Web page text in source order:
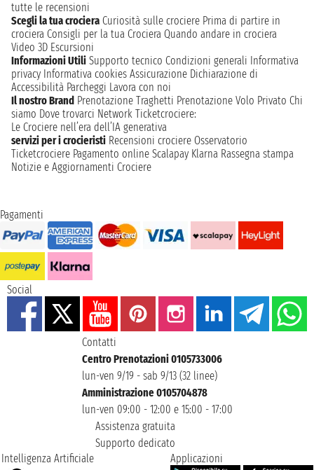
tutte le recensioni
Scegli la tua crociera Curiosità sulle crociere Prima di partire in
crociera Consigli per la tua Crociera Quando andare in crociera
Video 3D Escursioni
Informazioni Utili Supporto tecnico Condizioni generali Informativa
privacy Informativa cookies Assicurazione Dichiarazione di
Accessibilità Parcheggi Lavora con noi
Il nostro Brand Prenotazione Traghetti Prenotazione Volo Privato Chi
siamo Dove trovarci Network Ticketcrociere:
Le Crociere nell’era dell’IA generativa
servizi per i crocieristi Recensioni crociere Osservatorio
Ticketcrociere Pagamento online Scalapay Klarna Rassegna stampa
Notizie e Aggiornamenti Crociere
Pagamenti
Social
Contatti
Centro Prenotazioni 0105733006
lun-ven 9/19 - sab 9/13 (32 linee)
Amministrazione 0105704878
lun-ven 09:00 - 12:00 e 15:00 - 17:00
Assistenza gratuita
Supporto dedicato
Intelligenza Artificiale
Applicazioni